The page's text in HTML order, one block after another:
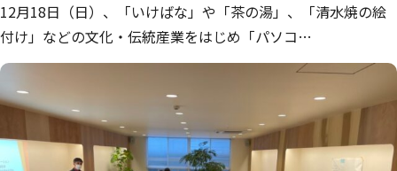
12月18日（日）、「いけばな」や「茶の湯」、「清水焼の絵
付け」などの文化・伝統産業をはじめ「パソコ…